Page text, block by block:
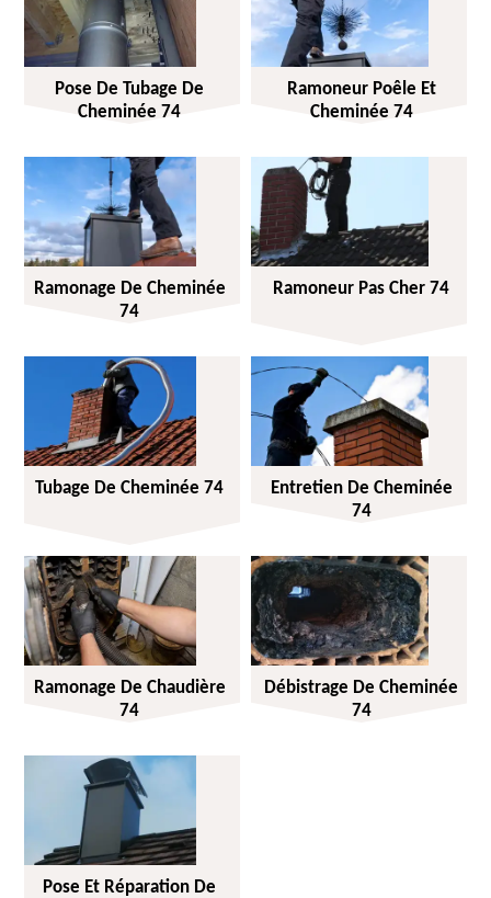
Pose De Tubage De
Cheminée 74
Ramoneur Poêle Et
Cheminée 74
Ramonage De Cheminée
74
Ramoneur Pas Cher 74
Tubage De Cheminée 74
Entretien De Cheminée
74
Ramonage De Chaudière
74
Débistrage De Cheminée
74
Pose Et Réparation De